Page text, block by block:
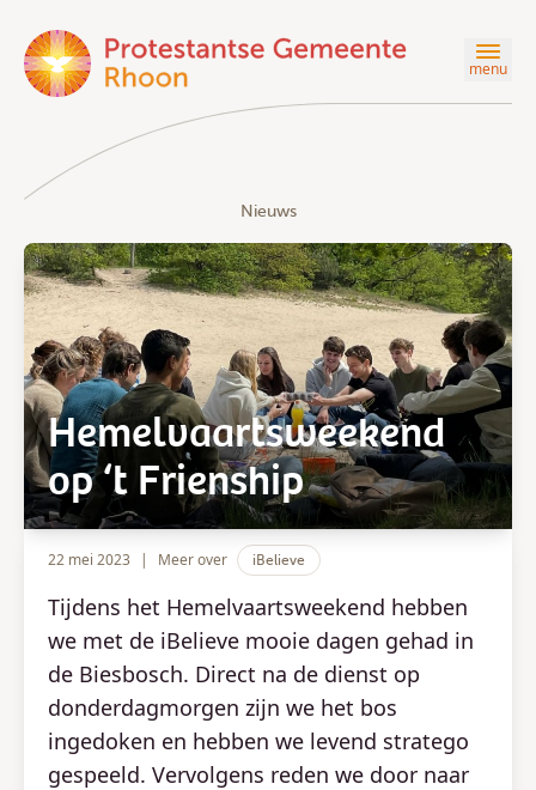
menu
Nieuws
Hemelvaartsweekend
op ‘t Frienship
22 mei 2023 | Meer over iBelieve
Tijdens het Hemelvaartsweekend hebben
we met de iBelieve mooie dagen gehad in
de Biesbosch. Direct na de dienst op
donderdagmorgen zijn we het bos
ingedoken en hebben we levend stratego
gespeeld. Vervolgens reden we door naar